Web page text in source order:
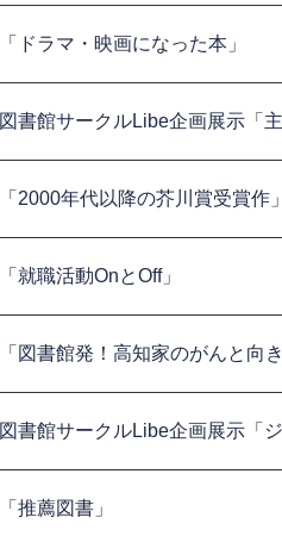
「ドラマ・映画になった本」
図書館サークルLibe企画展示「
「2000年代以降の芥川賞受賞作」
「就職活動OnとOff」
「図書館発！高知家のがんと向
図書館サークルLibe企画展示「
「推薦図書」